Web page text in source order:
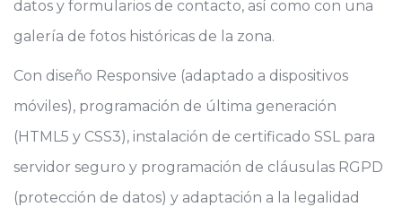
datos y formularios de contacto, así como con una
galería de fotos históricas de la zona.
Con diseño Responsive (adaptado a dispositivos
móviles), programación de última generación
(HTML5 y CSS3), instalación de certificado SSL para
servidor seguro y programación de cláusulas RGPD
(protección de datos) y adaptación a la legalidad